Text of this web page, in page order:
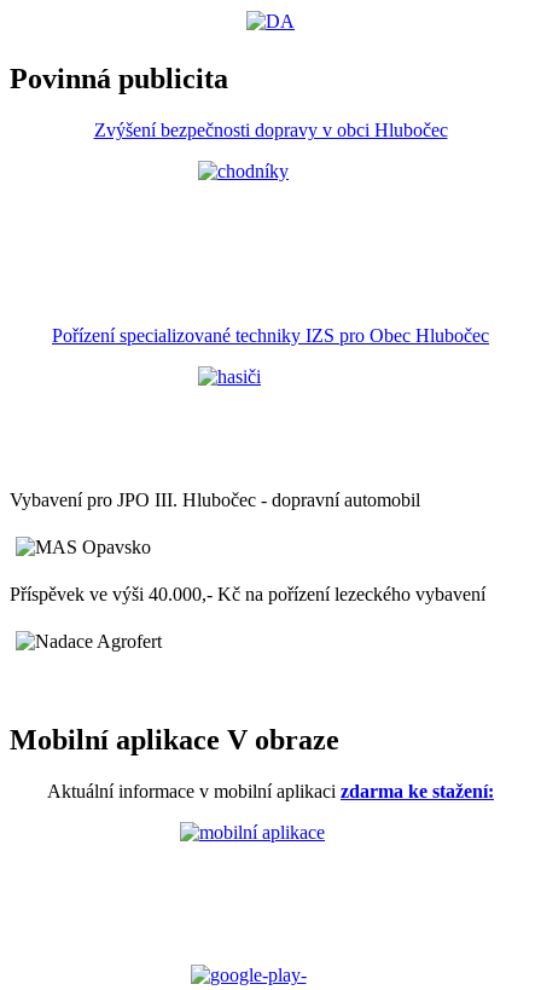
Povinná publicita
Zvýšení bezpečnosti dopravy v obci Hlubočec
Pořízení specializované techniky IZS pro Obec Hlubočec
Vybavení pro JPO III. Hlubočec - dopravní automobil
Příspěvek ve výši 40.000,- Kč na pořízení lezeckého vybavení
Mobilní aplikace V obraze
Aktuální informace v mobilní aplikaci zdarma ke stažení: